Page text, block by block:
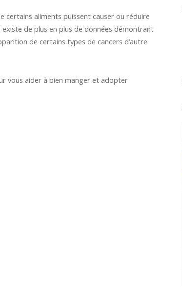
certains aliments puissent causer ou réduire
existe de plus en plus de données démontrant
de certains types de cancers d’autre
vous aider à bien manger et adopter